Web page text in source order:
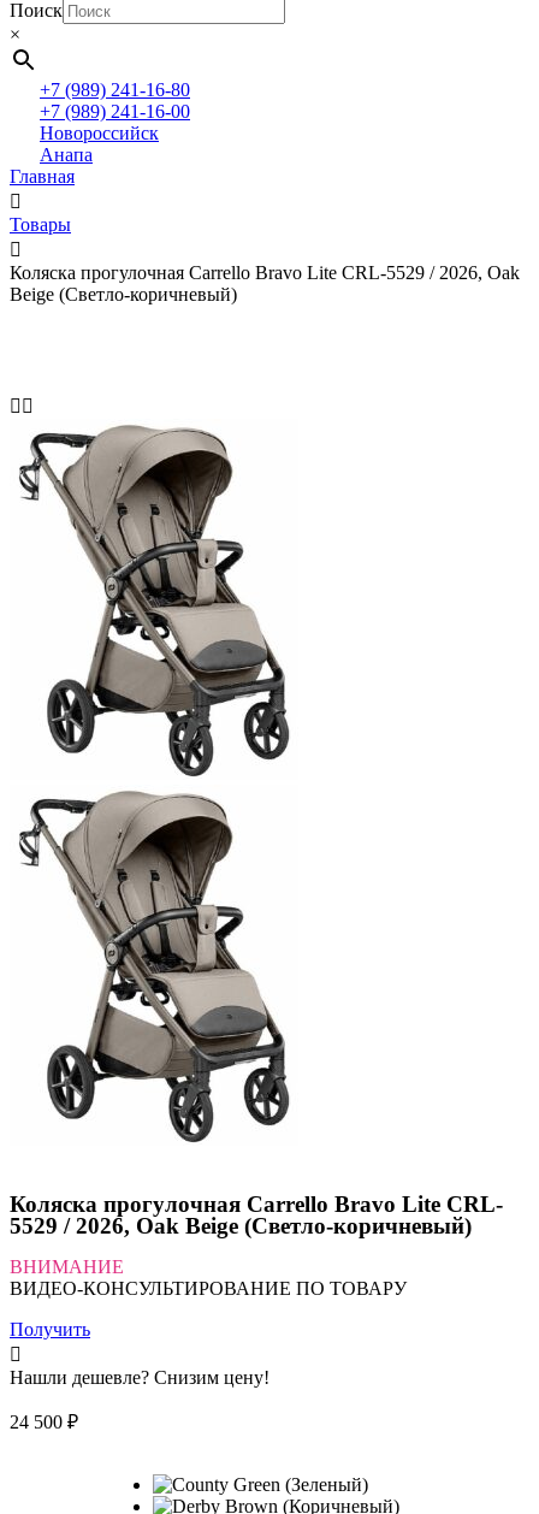
Поиск
×
+7 (989) 241-16-80
+7 (989) 241-16-00
Новороссийск
Анапа
Главная
Товары
Коляска прогулочная Carrello Bravo Lite CRL-5529 / 2026, Oak
Beige (Светло-коричневый)
Коляска прогулочная Carrello Bravo Lite CRL-
5529 / 2026, Oak Beige (Светло-коричневый)
ВНИМАНИЕ
ВИДЕО-КОНСУЛЬТИРОВАНИЕ ПО ТОВАРУ
Получить
Нашли дешевле? Снизим цену!
24 500 ₽